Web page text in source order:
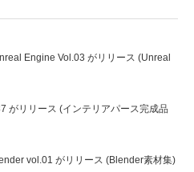
Engine Vol.03 がリリース (Unreal
がリリース (インテリアパース完成品
vol.01 がリリース (Blender素材集)